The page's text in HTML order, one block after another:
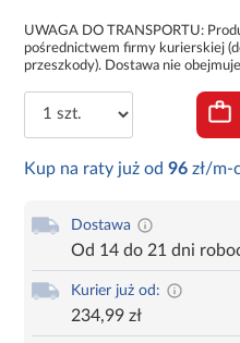
UWAGA DO TRANSPORTU:
pośrednictwem firmy kurierskiej
przeszkody). Dostawa nie
Kup na raty już od96 zł/m-
Dostawa
Od 14 do 21 dni
Kurier już od:
234,99 zł